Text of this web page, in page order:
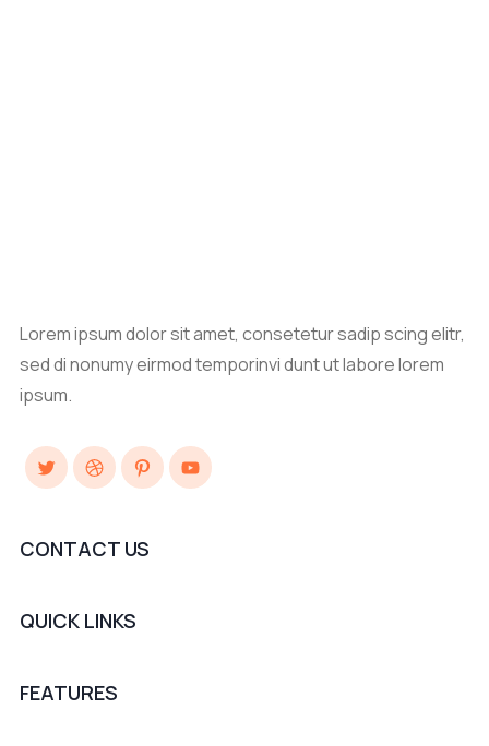
Lorem ipsum dolor sit amet, consetetur sadip scing elitr,
sed di nonumy eirmod temporinvi dunt ut labore lorem
ipsum.
TwitterDribbblePinterestYouTube
CONTACT US
QUICK LINKS
FEATURES